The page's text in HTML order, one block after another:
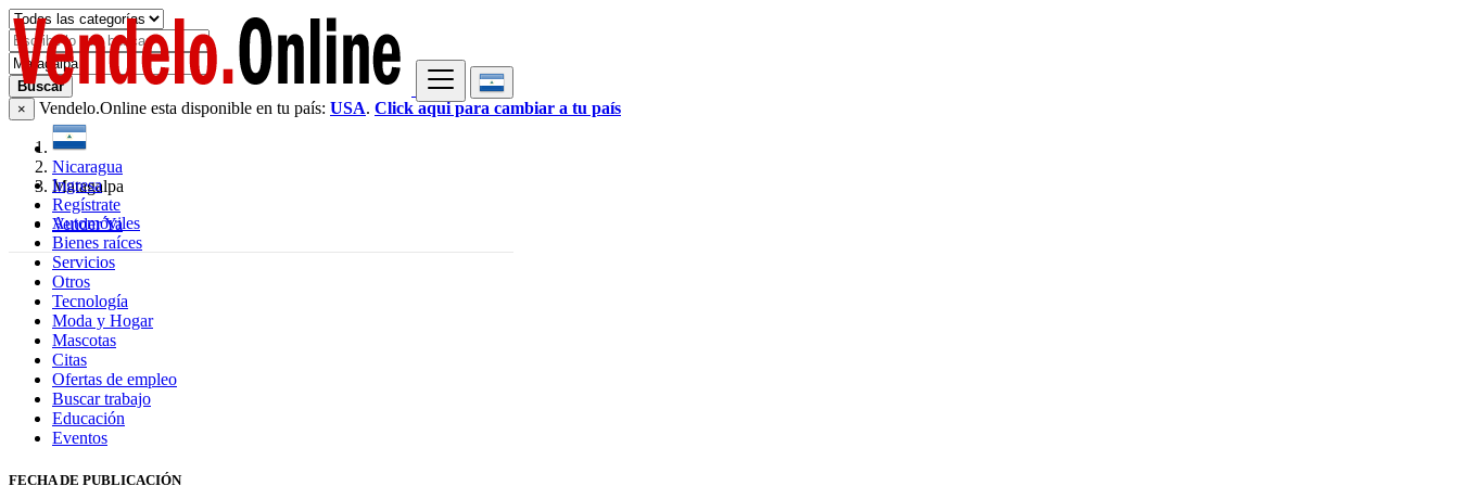
Ingresa
Regístrate
Vender Ya
Buscar
×
Vendelo.Online esta disponible en tu país: USA. Click aqui para cambiar a tu país
Nicaragua
Matagalpa
Automóviles
Bienes raíces
Servicios
Otros
Tecnología
Moda y Hogar
Mascotas
Citas
Ofertas de empleo
Buscar trabajo
Educación
Eventos
FECHA DE PUBLICACIÓN